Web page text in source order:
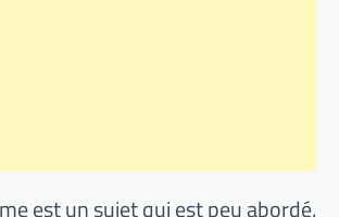
est un sujet qui est peu abordé.